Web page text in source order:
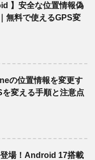
】安全な位置情報偽
無料で使えるGPS変
の位置情報を変更す
変える手順と注意点
場！Android 17搭載